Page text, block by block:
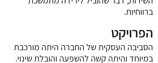
ברווחיות.
הפרויקט
הסביבה העסקית של החברה היתה מורכבת
במיוחד והיתה קשה להשפעה והובלת שינוי.